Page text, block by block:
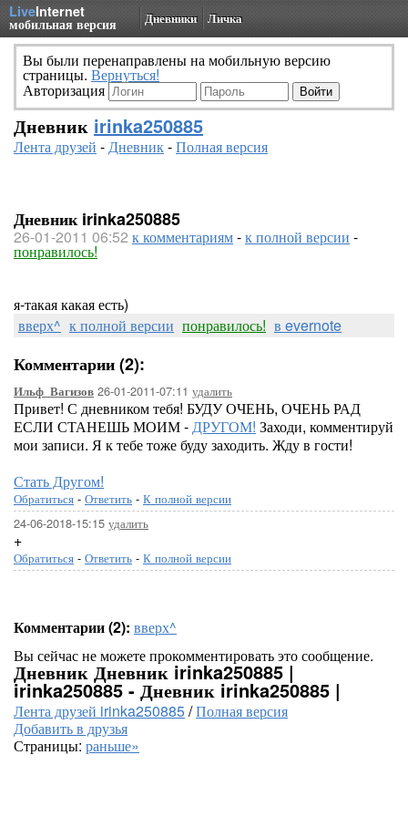
LiveInternet
мобильная версия Дневники Личка
Вы были перенаправлены на мобильную версию
страницы. Вернуться!
Авторизация
Дневник irinka250885
Лента друзей -Дневник-Полная версия
Дневник irinka250885
26-01-2011 06:52 к комментариям-к полной версии -
понравилось!
я-такая какая есть)
вверх^ к полной версии понравилось! в evernote
Комментарии (2):
Ильф_Вагизов 26-01-2011-07:11 удалить
Привет! С дневником тебя! БУДУ ОЧЕНЬ, ОЧЕНЬ РАД
ЕСЛИ СТАНЕШЬ МОИМ -ДРУГОМ! Заходи, комментируй
мои записи. Я к тебе тоже буду заходить. Жду в гости!
Стать Другом!
Обратиться - Ответить - К полной версии
24-06-2018-15:15 удалить
+
Обратиться - Ответить - К полной версии
Комментарии (2): вверх^
Вы сейчас не можете прокомментировать это сообщение.
Дневник Дневник irinka250885 |
irinka250885 - Дневник irinka250885 |
Лента друзей irinka250885/Полная версия
Добавить в друзья
Страницы: раньше»